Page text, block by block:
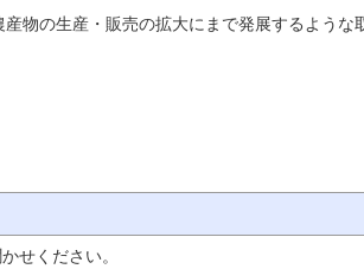
物の生産・販売の拡大にまで発展するような
せください。